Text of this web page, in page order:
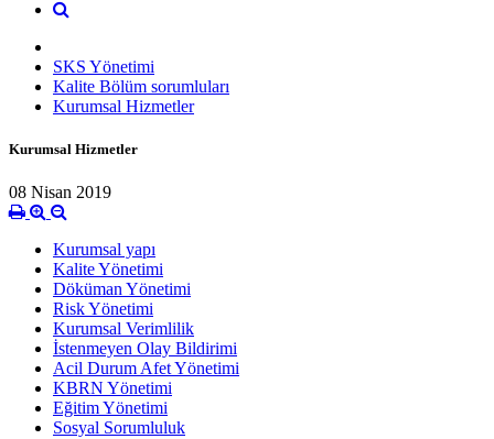
SKS Yönetimi
Kalite Bölüm sorumluları
Kurumsal Hizmetler
Kurumsal Hizmetler
08 Nisan 2019
Kurumsal yapı
Kalite Yönetimi
Döküman Yönetimi
Risk Yönetimi
Kurumsal Verimlilik
İstenmeyen Olay Bildirimi
Acil Durum Afet Yönetimi
KBRN Yönetimi
Eğitim Yönetimi
Sosyal Sorumluluk